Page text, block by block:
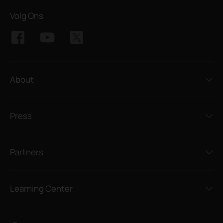
Volg Ons
About
Press
Partners
Learning Center